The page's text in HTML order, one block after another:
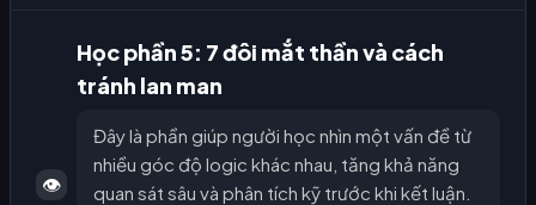
👁️
Học phần 5: 7 đôi mắt thần và cách
tránh lan man
Đây là phần giúp người học nhìn một vấn đề từ
nhiều góc độ logic khác nhau, tăng khả năng
quan sát sâu và phân tích kỹ trước khi kết luận.